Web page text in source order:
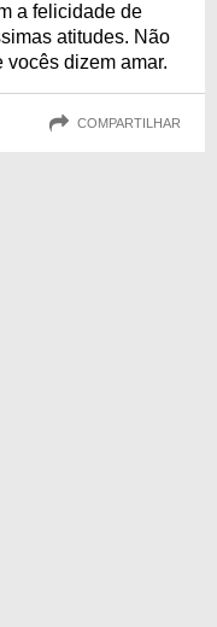
a felicidade de
atitudes. Não
dizem amar.
COMPARTILHAR